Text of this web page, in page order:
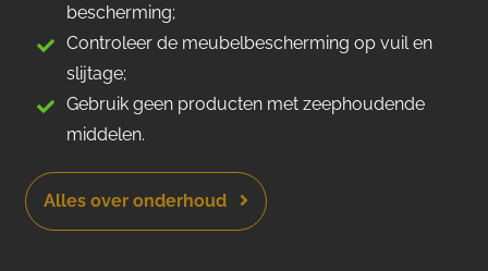
bescherming;
Controleer de meubelbescherming op vuil en
slijtage;
Gebruik geen producten met zeephoudende
middelen.
Alles over onderhoud